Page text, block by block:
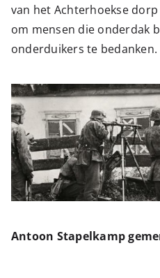
van het Achterhoekse
om mensen die onderdak
onderduikers te bedanken.
Antoon Stapelkamp